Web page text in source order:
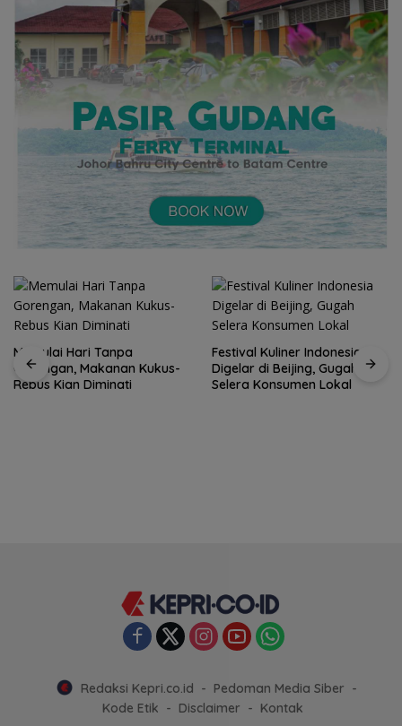
Memulai Hari Tanpa
Gorengan, Makanan Kukus-
Rebus Kian Diminati
Festival Kuliner Indonesia
Digelar di Beijing, Gugah
Selera Konsumen Lokal
Redaksi Kepri.co.id
Pedoman Media Siber
Kode Etik
Disclaimer
Kontak